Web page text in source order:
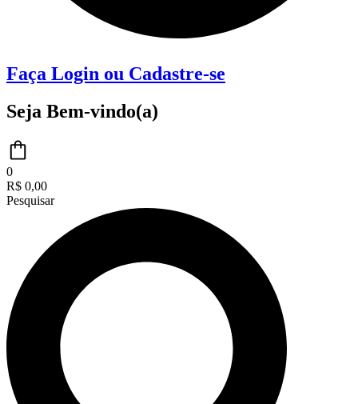
Faça Login ou Cadastre-se
Seja Bem-vindo(a)
0
R$ 0,00
Pesquisar